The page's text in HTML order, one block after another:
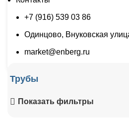
+7 (916) 539 03 86
Одинцово, Внуковская
market@enberg.ru
Трубы
Показать фильтры